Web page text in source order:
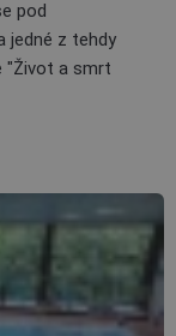
pod
jedné z tehdy
"Život a smrt